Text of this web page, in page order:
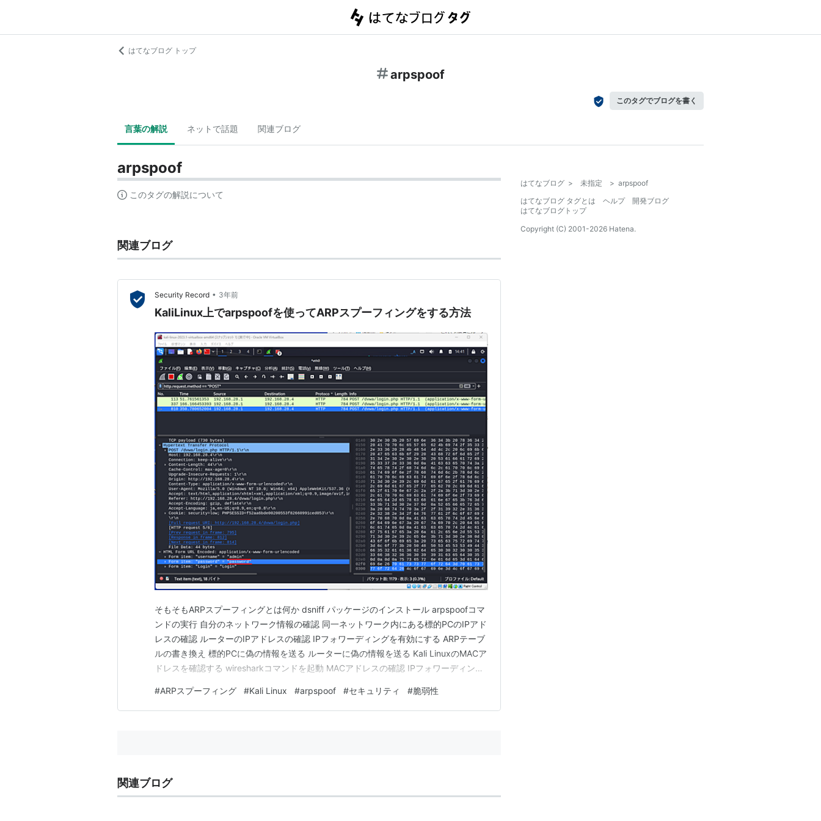
はてなブログ トップ
arpspoof
このタグでブログを書く
言葉の解説 ネットで話題 関連ブログ
arpspoof
このタグの解説について
関連ブログ
Security Record • 3年前
KaliLinux上でarpspoofを使ってARPスプーフィングをする方法
そもそもARPスプーフィングとは何か dsniff パッケージのインストール arpspoofコマ
ンドの実行 自分のネットワーク情報の確認 同一ネットワーク内にある標的PCのIPアド
レスの確認 ルーターのIPアドレスの確認 IPフォワーディングを有効にする ARPテーブ
ルの書き換え 標的PCに偽の情報を送る ルーターに偽の情報を送る Kali LinuxのMACア
ドレスを確認する wiresharkコマンドを起動 MACアドレスの確認 IPフォワーディング
スからMACアドレスを入手するために使われる仕組み…
#ARPスプーフィング #Kali Linux #arpspoof #セキュリティ #脆弱性
関連ブログ
はてなブログ > 未指定 > arpspoof
はてなブログ タグとは
ヘルプ
開発ブログ
はてなブログトップ
Copyright (C) 2001-2026 Hatena.